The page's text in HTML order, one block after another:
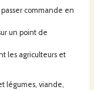
commande en
un point de
les agriculteurs et
légumes, viande,